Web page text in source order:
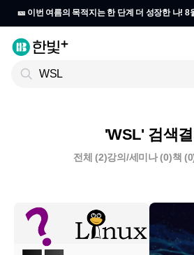
🎫 이번 여름의 목적지는 한 단계 더 성장한 나! 8
'WSL' 검색
전체 (2)강의/세미나 (0)책